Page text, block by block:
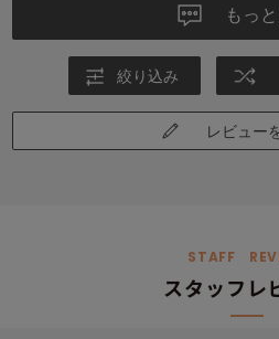
分に価値のある商品だと思います。サン
クッションです。
もっ
絞り込み
レビュー
STAFF
スタッフレ